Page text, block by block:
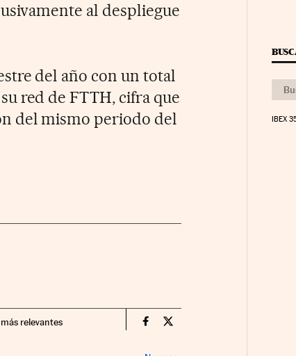
al despliegue
del año con un total
red de FTTH, cifra que
del mismo periodo del
relevantes Companias Cinco Días en
Companias Cinco Días en
IBEX